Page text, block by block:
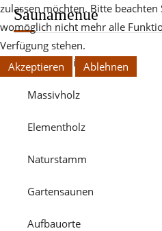
Saunamenue
Komplettliste
Massivholz
Elementholz
Naturstamm
Gartensaunen
Aufbauorte
zulassen möchten. Bitte
womöglich nicht mehr alle
Verfügung stehen.
Akzeptieren
Ablehnen